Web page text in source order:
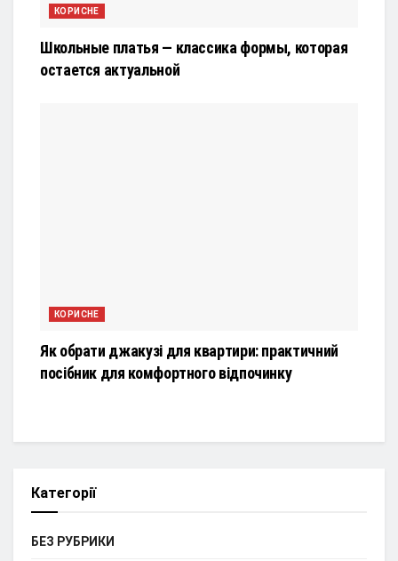
КОРИСНЕ
Школьные платья — классика формы, которая
остается актуальной
КОРИСНЕ
Як обрати джакузі для квартири: практичний
посібник для комфортного відпочинку
Категорії
БЕЗ РУБРИКИ